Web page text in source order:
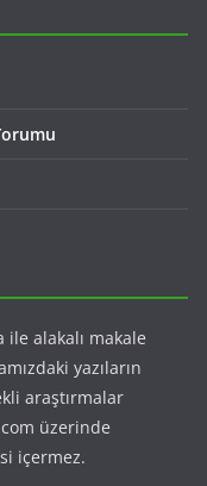
alakalı makale
yazıların
araştırmalar
üzerinde
içermez.